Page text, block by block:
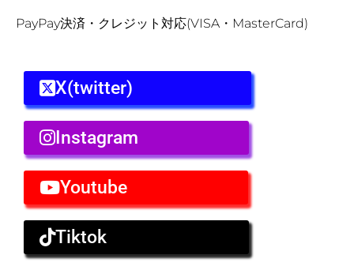
PayPay決済・クレジット対応(VISA・MasterCard)
X(twitter)
Instagram
Youtube
Tiktok